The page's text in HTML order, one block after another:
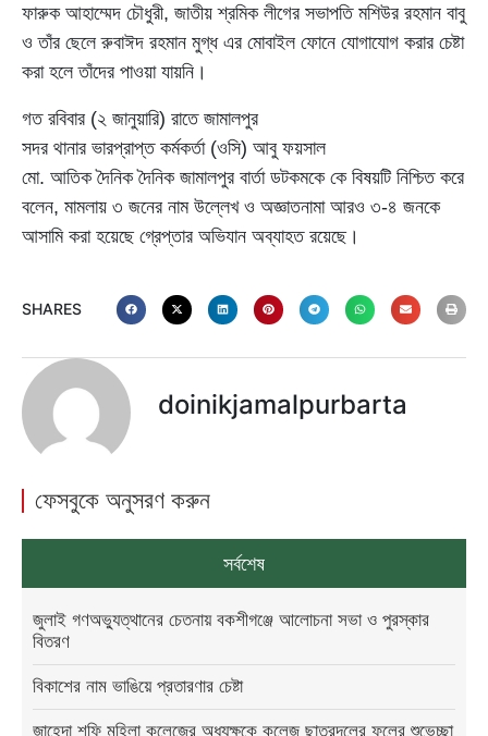
ফারুক আহাম্মেদ চৌধুরী, জাতীয় শ্রমিক লীগের সভাপতি মশিউর রহমান বাবু
ও তাঁর ছেলে রুবাঈদ রহমান মুগ্ধ এর মোবাইল ফোনে যোগাযোগ করার চেষ্টা
করা হলে তাঁদের পাওয়া যায়নি।
গত রবিবার (২ জানুয়ারি) রাতে জামালপুর
সদর থানার ভারপ্রাপ্ত কর্মকর্তা (ওসি) আবু ফয়সাল
মো. আতিক দৈনিক দৈনিক জামালপুর বার্তা ডটকমকে কে বিষয়টি নিশ্চিত করে
বলেন, মামলায় ৩ জনের নাম উল্লেখ ও অজ্ঞাতনামা আরও ৩-৪ জনকে
আসামি করা হয়েছে গ্রেপ্তার অভিযান অব্যাহত রয়েছে।
SHARES
doinikjamalpurbarta
ফেসবুকে অনুসরণ করুন
সর্বশেষ
জুলাই গণঅভ্যুত্থানের চেতনায় বকশীগঞ্জে আলোচনা সভা ও পুরস্কার
বিতরণ
বিকাশের নাম ভাঙিয়ে প্রতারণার চেষ্টা
জাহেদা শফি মহিলা কলেজের অধ্যক্ষকে কলেজ ছাত্রদলের ফুলের শুভেচ্ছা